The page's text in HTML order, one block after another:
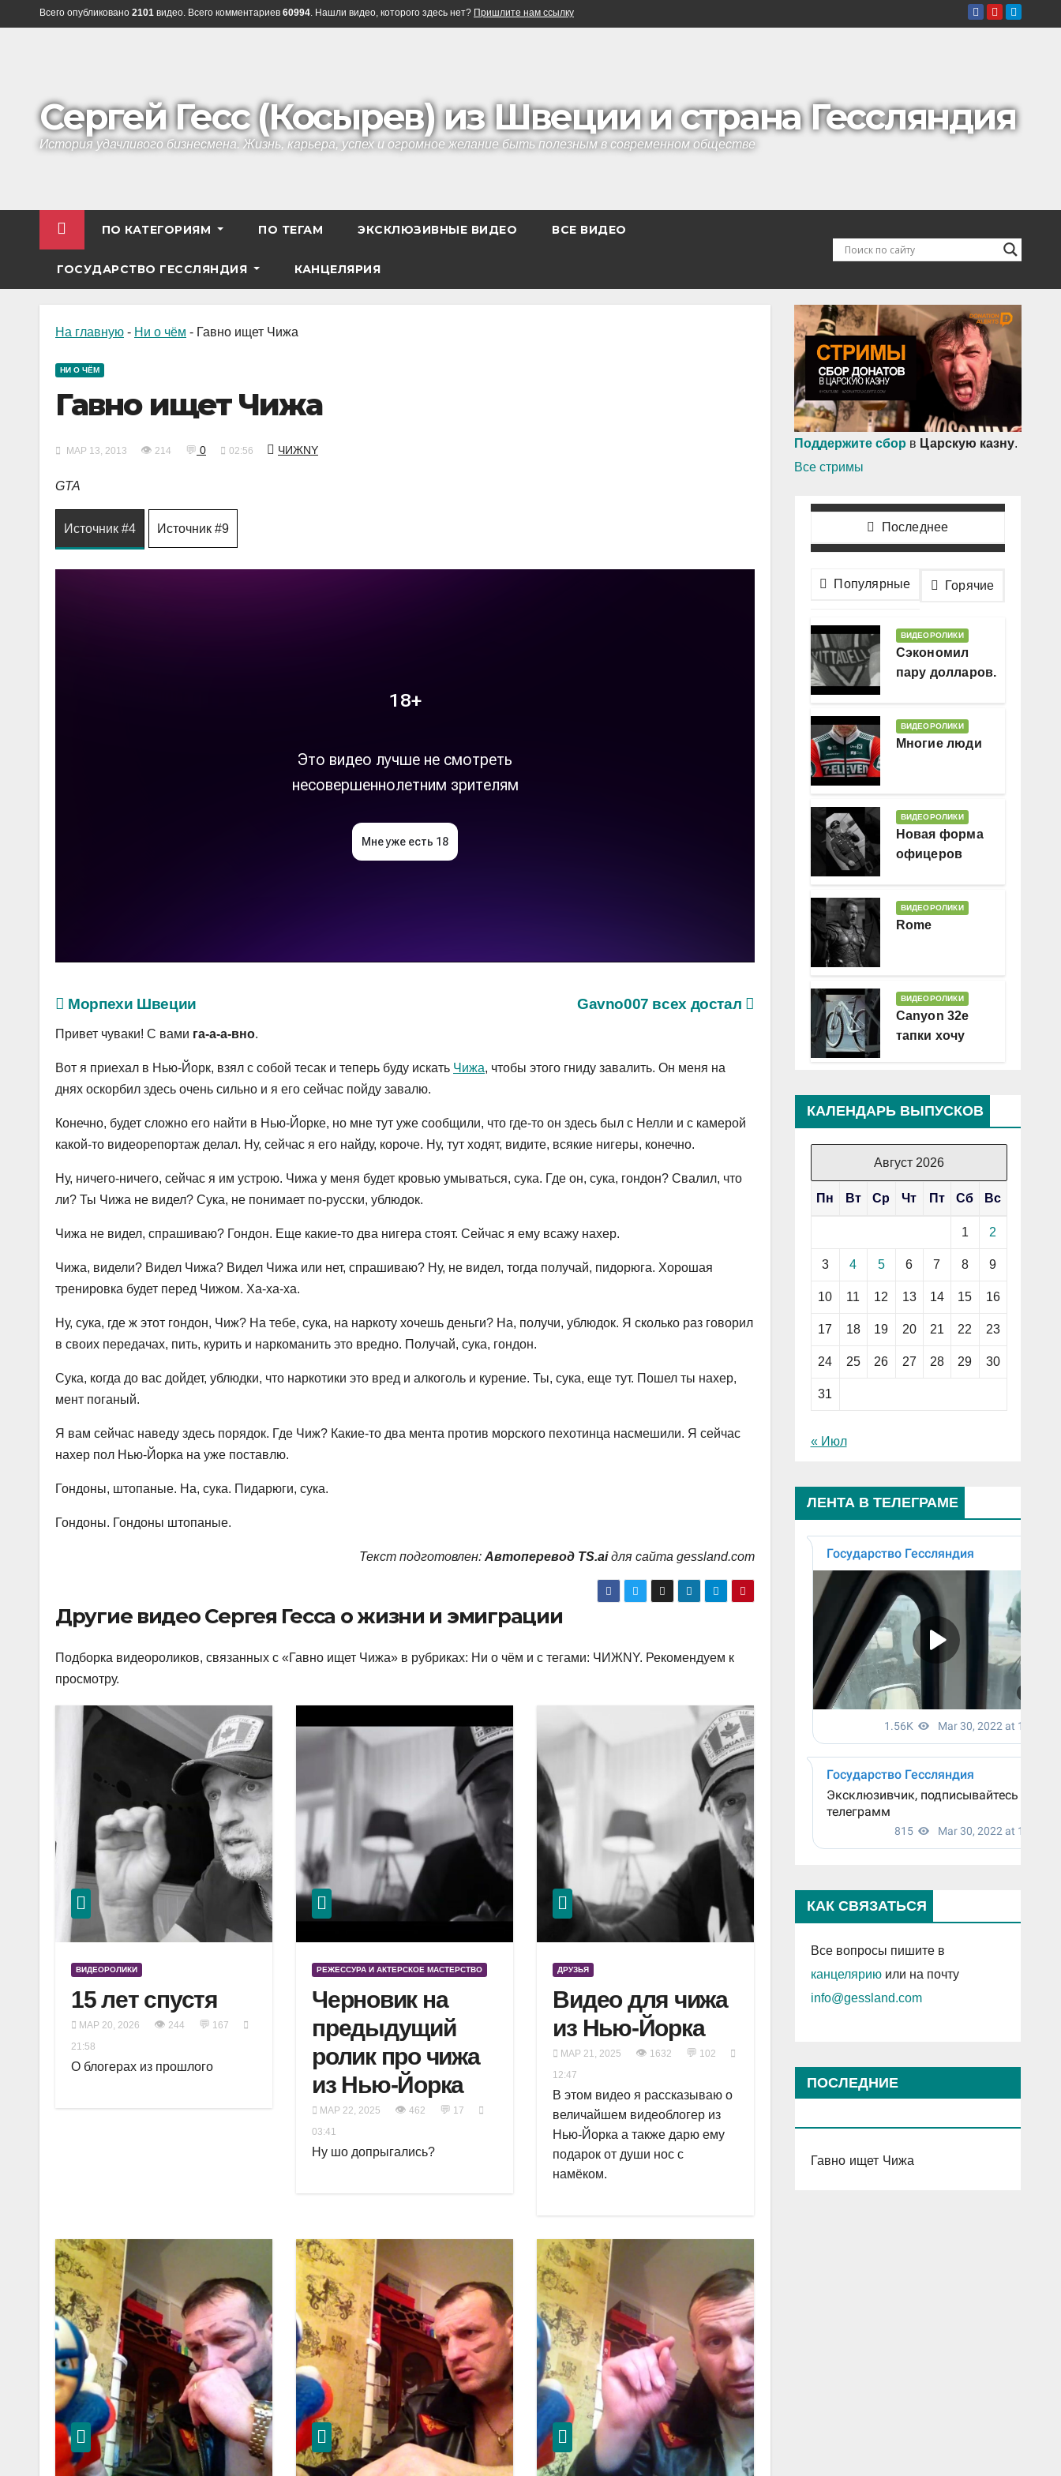
ПерейтиВсего опубликовано 2101 видео. Всего комментариев 60994. Нашли видео, которого здесь нет? Пришлите нам ссылку
Сергей Гесс (Косырев) из Швеции и страна Гессляндия
История удачливого бизнесмена. Жизнь, карьера, успех и огромное желание быть полезным в современном обществе
ПО КАТЕГОРИЯМ ПО ТЕГАМ ЭКСКЛЮЗИВНЫЕ ВИДЕО ВСЕ ВИДЕО
ГОСУДАРСТВО ГЕССЛЯНДИЯ КАНЦЕЛЯРИЯ
На главную - Ни о чём - Гавно ищет Чижа
НИ О ЧЁМ
Гавно ищет Чижа
МАР 13, 2013 👁 214 💬 0 02:56 ЧИЖNY
GTA
Источник #4 Источник #9
Gavno007 всех достал
Морпехи Швеции
Привет чуваки! С вами га-а-а-вно.
Вот я приехал в Нью-Йорк, взял с собой тесак и теперь буду искать Чижа, чтобы этого гниду завалить. Он меня на
днях оскорбил здесь очень сильно и я его сейчас пойду завалю.
Конечно, будет сложно его найти в Нью-Йорке, но мне тут уже сообщили, что где-то он здесь был с Нелли и с камерой
какой-то видеорепортаж делал. Ну, сейчас я его найду, короче. Ну, тут ходят, видите, всякие нигеры, конечно.
Ну, ничего-ничего, сейчас я им устрою. Чижа у меня будет кровью умываться, сука. Где он, сука, гондон? Свалил, что
ли? Ты Чижа не видел? Сука, не понимает по-русски, ублюдок.
Чижа не видел, спрашиваю? Гондон. Еще какие-то два нигера стоят. Сейчас я ему всажу нахер.
Чижа, видели? Видел Чижа? Видел Чижа или нет, спрашиваю? Ну, не видел, тогда получай, пидорюга. Хорошая
тренировка будет перед Чижом. Ха-ха-ха.
Ну, сука, где ж этот гондон, Чиж? На тебе, сука, на наркоту хочешь деньги? На, получи, ублюдок. Я сколько раз говорил
в своих передачах, пить, курить и наркоманить это вредно. Получай, сука, гондон.
Сука, когда до вас дойдет, ублюдки, что наркотики это вред и алкоголь и курение. Ты, сука, еще тут. Пошел ты нахер,
мент поганый.
Я вам сейчас наведу здесь порядок. Где Чиж? Какие-то два мента против морского пехотинца насмешили. Я сейчас
нахер пол Нью-Йорка на уже поставлю.
Гондоны, штопаные. На, сука. Пидарюги, сука.
Гондоны. Гондоны штопаные.
Текст подготовлен: Автоперевод TS.aiдля сайта gessland.com
Другие видео Сергея Гесса о жизни и эмиграции
Подборка видеороликов, связанных с «Гавно ищет Чижа» в рубриках: Ни о чём и с тегами: ЧИЖNY. Рекомендуем к
просмотру.
ВИДЕОРОЛИКИ
15 лет спустя
МАР 20, 2026 👁 244 💬 167
21:58
О блогерах из прошлого
РЕЖЕССУРА И АКТЕРСКОЕ МАСТЕРСТВО
Черновик на
предыдущий
ролик про чижа
из Нью-Йорка
МАР 22, 2025 👁 462 💬 17
03:41
Ну шо допрыгались?
ДРУЗЬЯ
Видео для чижа
из Нью-Йорка
МАР 21, 2025 👁 1632 💬 102
12:47
В этом видео я рассказываю о
величайшем видеоблогер из
Нью-Йорка а также дарю ему
подарок от души нос с
намёком.
Поддержите сбор в Царскую казну.
Все стримы
Последнее
Популярные Горячие
ВИДЕОРОЛИКИ
Сэкономил
пару долларов.
ВИДЕОРОЛИКИ
Многие люди
ВИДЕОРОЛИКИ
Новая форма
офицеров
ВИДЕОРОЛИКИ
Rome
ВИДЕОРОЛИКИ
Canyon 32e
тапки хочу
КАЛЕНДАРЬ ВЫПУСКОВ
Август 2026
Пн Вт Ср Чт Пт Сб Вс
1 2
3 4 5 6 7 8 9
10 11 12 13 14 15 16
17 18 19 20 21 22 23
24 25 26 27 28 29 30
31
« Июл
ЛЕНТА В ТЕЛЕГРАМЕ
КАК СВЯЗАТЬСЯ
Все вопросы пишите в
канцеляриюили на почту
info@gessland.com
ПОСЛЕДНИЕ
Гавно ищет Чижа